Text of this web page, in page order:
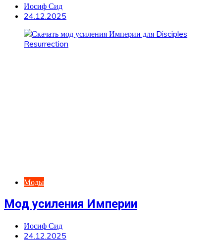
Иосиф Сид
24.12.2025
Моды
Мод усиления Империи
Иосиф Сид
24.12.2025